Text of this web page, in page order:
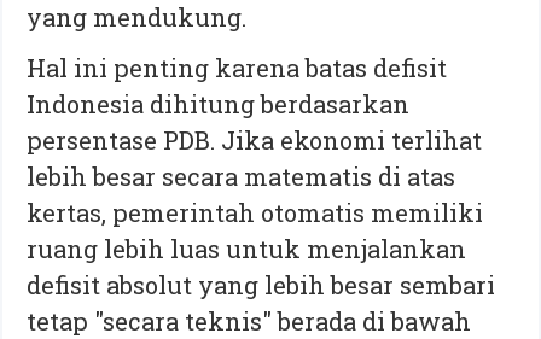
yang mendukung.
Hal ini penting karena batas defisit
Indonesia dihitung berdasarkan
persentase PDB. Jika ekonomi terlihat
lebih besar secara matematis di atas
kertas, pemerintah otomatis memiliki
ruang lebih luas untuk menjalankan
defisit absolut yang lebih besar sembari
tetap "secara teknis" berada di bawah